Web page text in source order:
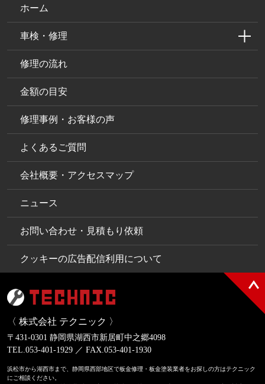
ホーム
車検・修理
修理の流れ
金額の目安
修理事例・お客様の声
よくあるご質問
会社概要・アクセスマップ
ニュース
お問い合わせ・見積もり依頼
クッキーの広告配信利用について
〈 株式会社 テクニック 〉
〒431-0301 静岡県湖西市新居町中之郷4098
TEL.053-401-1929 ／ FAX.053-401-1930
浜松市から湖西市まで、静岡県西部地区で板金修理・板金塗装業者をお探しの方はテクニック
にご相談ください。